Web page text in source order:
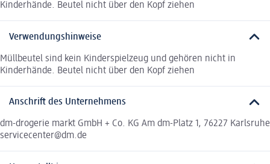
Kinderhände. Beutel nicht über den Kopf ziehen
Verwendungshinweise
Müllbeutel sind kein Kinderspielzeug und gehören nicht in
Kinderhände. Beutel nicht über den Kopf ziehen
Anschrift des Unternehmens
dm-drogerie markt GmbH + Co. KG Am dm-Platz 1, 76227 Karlsruhe
servicecenter@dm.de